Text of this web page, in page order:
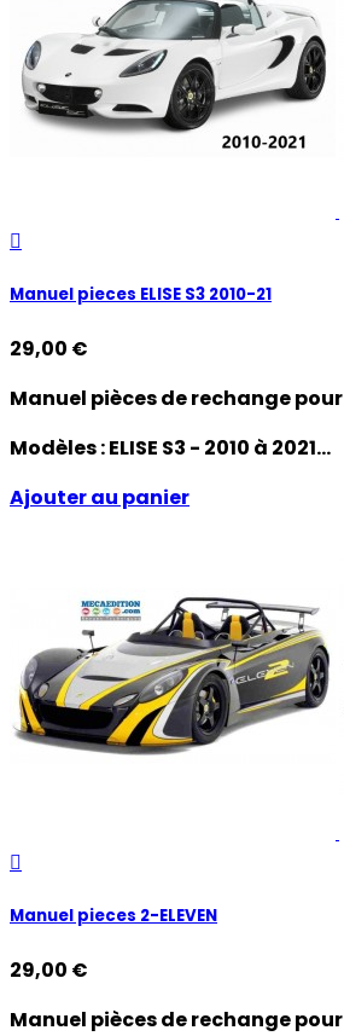

Manuel pieces ELISE S3 2010-21
29,00 €
Manuel pièces de rechange pour
Modèles :ELISE S3 - 2010 à 2021...
Ajouter au panier

Manuel pieces 2-ELEVEN
29,00 €
Manuel pièces de rechange pour